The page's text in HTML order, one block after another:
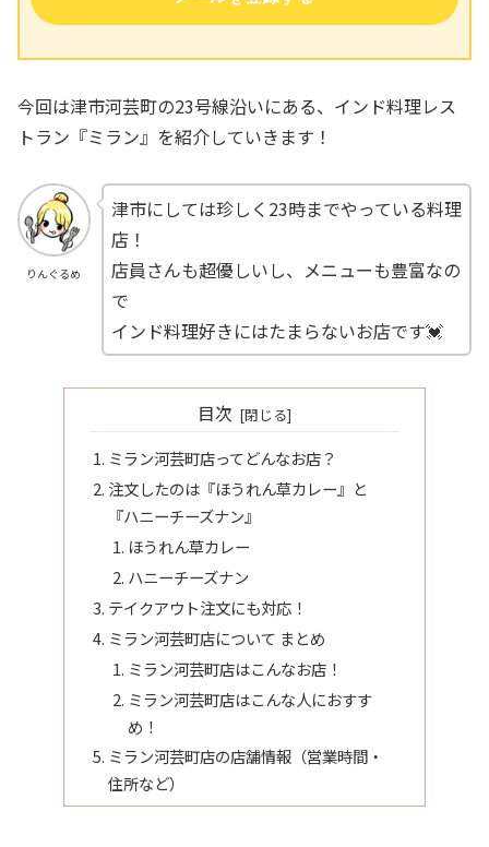
今回は津市河芸町の23号線沿いにある、インド料理レス
トラン『ミラン』を紹介していきます！
りんぐるめ
津市にしては珍しく23時までやっている料理
店！
店員さんも超優しいし、メニューも豊富なの
で
インド料理好きにはたまらないお店です💓
目次
ミラン河芸町店ってどんなお店？
注文したのは『ほうれん草カレー』と
『ハニーチーズナン』
ほうれん草カレー
ハニーチーズナン
テイクアウト注文にも対応！
ミラン河芸町店について まとめ
ミラン河芸町店はこんなお店！
ミラン河芸町店はこんな人におすす
め！
ミラン河芸町店の店舗情報（営業時間・
住所など）